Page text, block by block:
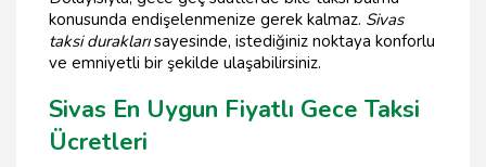
konusunda endişelenmenize gerek kalmaz. Sivas
taksi duraklarısayesinde, istediğiniz noktaya konforlu
ve emniyetli bir şekilde ulaşabilirsiniz.
Sivas En Uygun Fiyatlı Gece Taksi
Ücretleri